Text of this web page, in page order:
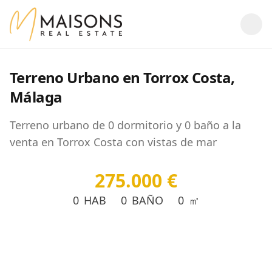
Terreno Urbano en Torrox Costa,
Málaga
Terreno urbano de 0 dormitorio y 0 baño a la
venta en Torrox Costa con vistas de mar
0 HAB 0 BAÑO 0 ㎡
275.000 €